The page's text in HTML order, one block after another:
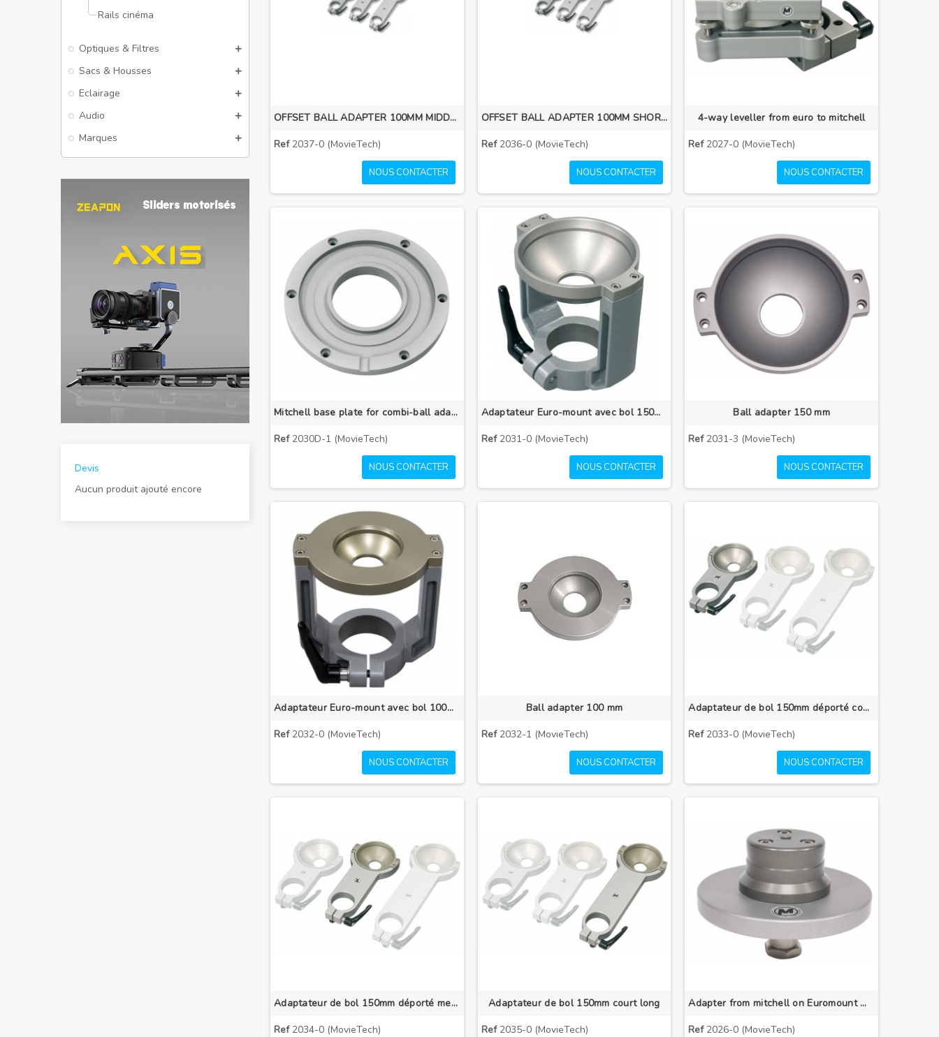
Rails cinéma
Optiques & Filtres
Sacs & Housses
Eclairage
Audio
Marques
Devis
Aucun produit ajouté encore
OFFSET BALL ADAPTER 100MM MIDDLE
Ref2037-0 (MovieTech)
NOUS CONTACTER
OFFSET BALL ADAPTER 100MM SHORT
Ref2036-0 (MovieTech)
NOUS CONTACTER
4-way leveller from euro to mitchell
Ref2027-0 (MovieTech)
NOUS CONTACTER
Mitchell base plate for combi-ball adapter
Ref2030D-1 (MovieTech)
NOUS CONTACTER
Adaptateur Euro-mount avec bol 150mm
Ref2031-0 (MovieTech)
NOUS CONTACTER
Ball adapter 150 mm
Ref2031-3 (MovieTech)
NOUS CONTACTER
Adaptateur Euro-mount avec bol 100mm
Ref2032-0 (MovieTech)
NOUS CONTACTER
Ball adapter 100 mm
Ref2032-1 (MovieTech)
NOUS CONTACTER
Adaptateur de bol 150mm déporté court
Ref2033-0 (MovieTech)
NOUS CONTACTER
Adaptateur de bol 150mm déporté medium
Ref2034-0 (MovieTech)
Adaptateur de bol 150mm court long
Ref2035-0 (MovieTech)
Adapter from mitchell on Euromount with short bolt
Ref2026-0 (MovieTech)